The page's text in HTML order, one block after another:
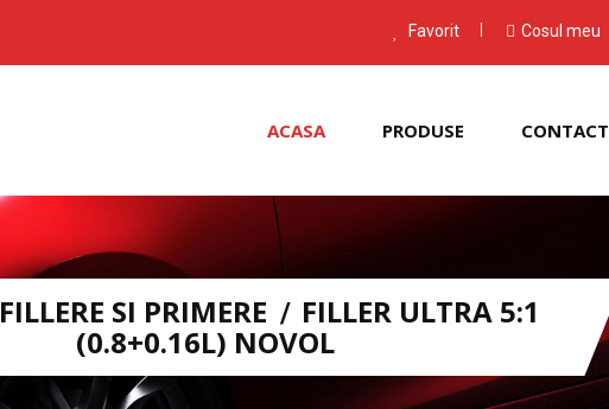
Favorit Cosul meu
ACASA PRODUSE CONTACT
FILLERE SI PRIMERE FILLER ULTRA 5:1
(0.8+0.16L) NOVOL